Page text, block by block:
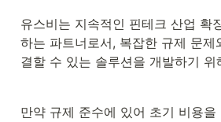
유스비는 지속적인 핀테크 산업 확
하는 파트너로서, 복잡한 규제 문제
결할 수 있는 솔루션을 개발하기 위
만약 규제 준수에 있어 초기 비용